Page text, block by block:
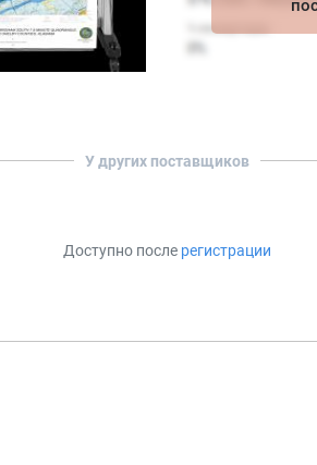
У других поставщиков
Доступно после регистрации